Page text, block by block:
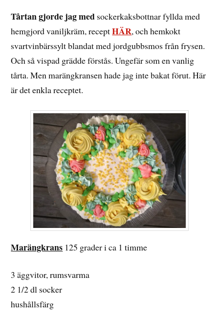
Tårtan gjorde jag med sockerkaksbottnar fyllda med
hemgjord vaniljkräm, receptHÄR, och hemkokt
svartvinbärssylt blandat med jordgubbsmos från frysen.
Och så vispad grädde förstås. Ungefär som en vanlig
tårta. Men marängkransen hade jag inte bakat förut. Här
är det enkla receptet.
Marängkrans 125 grader i ca 1 timme
3 äggvitor, rumsvarma
2 1/2 dl socker
hushållsfärg